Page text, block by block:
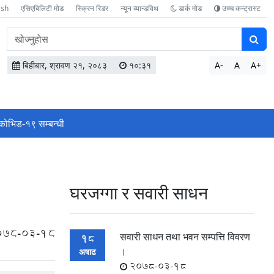
एसिएबिलिटी मोड स्क्रिन रिडर न्यून व्यान्डविथ डार्क मोड उच्च कन्ट्रास्ट
वेबसाइटमा
सामग्री
खोज्नुहोस
बिहीबार, श्रावण २१, २०८३ १०:३१ A- A A+
१९ सम्बन्धी
03-18
घरजग्गा र सवारी साधन
18
अषाढ
सवारी साधन तथा भवन सम्पत्ति विवरण
।
2078-03-18